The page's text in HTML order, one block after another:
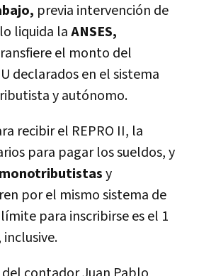
previa intervención de
liquida laANSES,
el monto del
declarados en el sistema
y autónomo.
recibir el REPRO II, la
para pagar los sueldos, y
monotributistasy
por el mismo sistema de
para inscribirse es el 1
inclusive.